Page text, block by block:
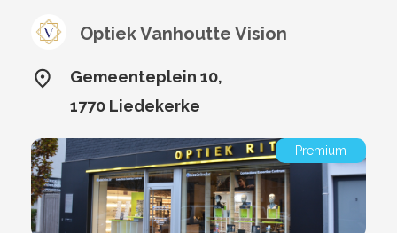
Optiek Vanhoutte Vision
Gemeenteplein 10,
1770 Liedekerke
Premium